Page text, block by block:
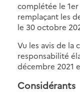
complétée le
remplaçant les
le 30 octobre
Vu les avis de la
responsabilité
décembre 2021
Considérants